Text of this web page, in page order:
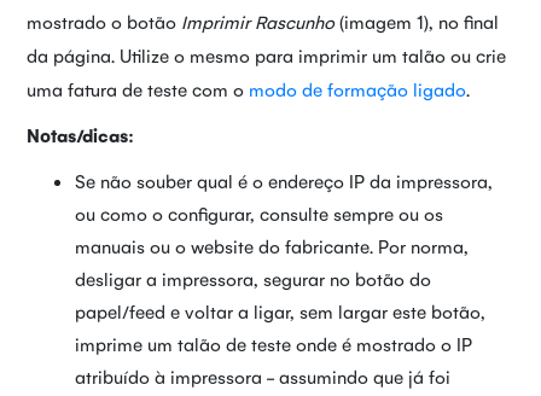
mostrado o botão Imprimir Rascunho(imagem 1), no final
da página. Utilize o mesmo para imprimir um talão ou crie
uma fatura de teste com o modo de formação ligado.
Notas/dicas:
Se não souber qual é o endereço IP da impressora,
ou como o configurar, consulte sempre ou os
manuais ou o website do fabricante. Por norma,
desligar a impressora, segurar no botão do
papel/feed e voltar a ligar, sem largar este botão,
imprime um talão de teste onde é mostrado o IP
atribuído à impressora - assumindo que já foi